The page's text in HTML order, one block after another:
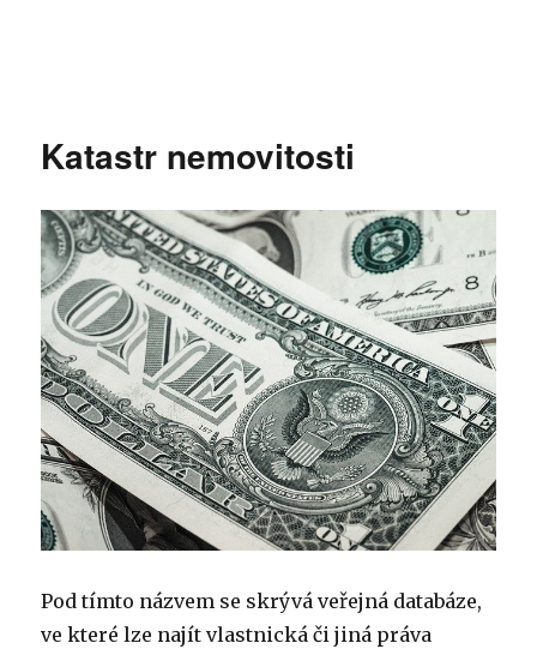
Katastr nemovitosti
Pod tímto názvem se skrývá veřejná databáze,
ve které lze najít vlastnická či jiná práva